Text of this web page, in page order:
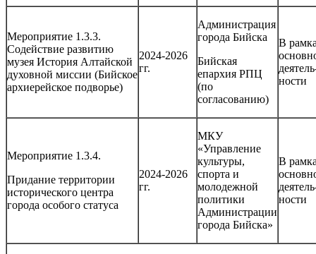
Мероприятие 1.3.3.
Содействие развитию
музея История Алтайской
духовной миссии (Бийское
архиерейское подворье)
2024-2026
гг.
Администрация
города Бийска
Бийская
епархия РПЦ
(по
согласованию)
В
ности
Мероприятие 1.3.4.
Придание территории
исторического центра
города особого статуса
2024-2026
гг.
МКУ
«Управление
культуры,
спорта и
молодежной
политики
Администрации
города Бийска»
В
ности